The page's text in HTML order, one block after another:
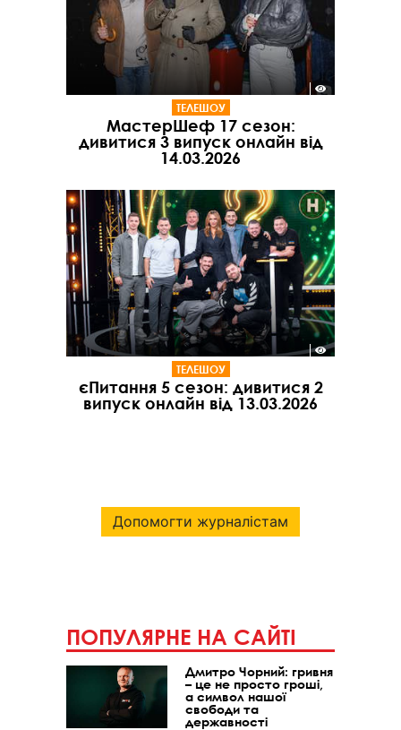
ТЕЛЕШОУ
МастерШеф 17 сезон:
дивитися 3 випуск онлайн від
14.03.2026
ТЕЛЕШОУ
єПитання 5 сезон: дивитися 2
випуск онлайн від 13.03.2026
Допомогти журналістам
ПОПУЛЯРНЕ НА САЙТІ
Дмитро Чорний: гривня
– це не просто гроші,
а символ нашої
свободи та
державності